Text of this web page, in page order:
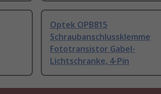
Optek OPB815
Schraubanschlussklemme
Fototransistor Gabel-
Lichtschranke, 4-Pin